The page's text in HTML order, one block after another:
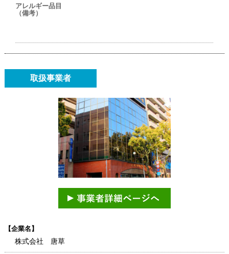
アレルギー品目
（備考）
取扱事業者
【企業名】
株式会社 唐草